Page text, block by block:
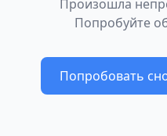
Произошла
Попробуйте
Попробовать